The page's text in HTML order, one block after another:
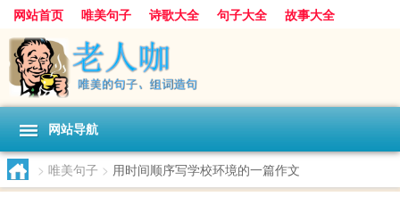
网站首页 唯美句子 诗歌大全 句子大全
故事大全
人生感悟
其他美文 美文欣赏
感人故事
句子分类
网站导航
> 唯美句子 > 用时间顺序写学校环境的一篇作文